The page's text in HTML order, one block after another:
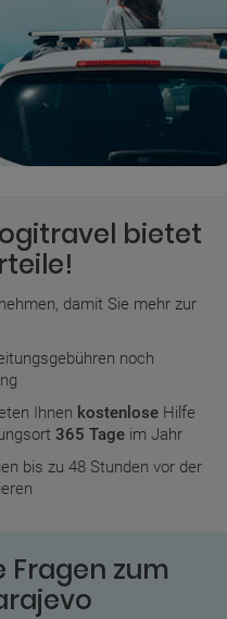
bietet
damit Sie mehr zur
noch
Ihnen kostenlose Hilfe
365 Tage im Jahr
bis zu 48 Stunden vor der
Fragen zum